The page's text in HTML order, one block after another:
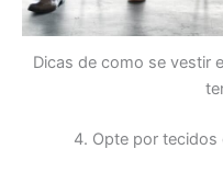
Dicas de como se vestir
Opte por tecidos